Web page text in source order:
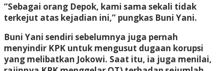
“Sebagai orang Depok, kami sama sekali tidak
terkejut atas kejadian ini,” pungkas Buni Yani.
Buni Yani sendiri sebelumnya juga pernah
menyindir KPK untuk mengusut dugaan korupsi
yang melibatkan Jokowi. Saat itu, ia juga menilai,